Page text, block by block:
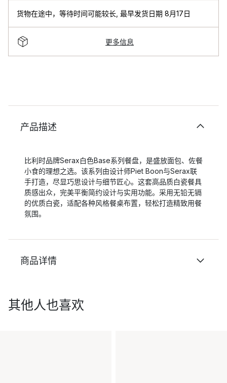
货物在途中，等待时间可能较长 最早发货日期 8月17日
更多信息
产品描述
比利时品牌Serax白色Base系列餐盘，是盛放面包、佐餐
小食的理想之选。该系列由设计师Piet Boon与Serax联
手打造，尽显巧思设计与细节匠心。这套高品质白瓷餐具
质感出众，完美平衡简约设计与实用功能。采用无铅无镉
的优质白瓷，适配各种风格餐桌布置，轻松打造精致用餐
氛围。
商品详情
其他人也喜欢